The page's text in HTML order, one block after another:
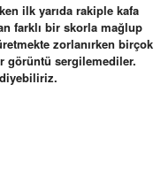
ilk yarıda rakiple kafa
farklı bir skorla mağlup
zorlanırken birçok
görüntü sergilemediler.